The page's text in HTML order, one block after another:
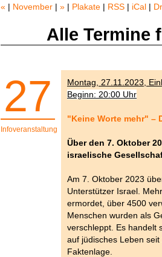
« | November | » | Plakate | RSS | iCal |
Alle Termine
27
Infoveranstaltung
Montag, 27.11.2023,
Beginn: 20:00 Uhr
"Keine Worte mehr" –
Über den 7. Oktober
israelische
Am 7. Oktober 2023
Unterstützer Israel.
ermordet, über 4500
Menschen wurden als
verschleppt. Es handelt
auf jüdisches Leben
Faktenlage.